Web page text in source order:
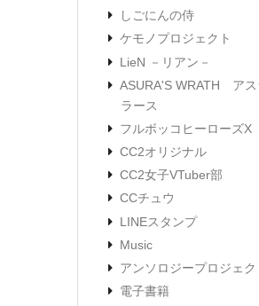
しごにんの侍
ケモノプロジェクト
LieN －リアン－
ASURA'S WRATH アス
ラース
フルボッコヒーローズX
CC2オリジナル
CC2女子VTuber部
CCチュウ
LINEスタンプ
Music
アンソロジープロジェク
電子書籍